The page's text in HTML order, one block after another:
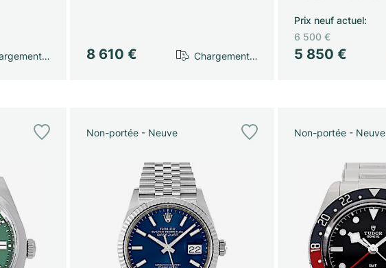
8 610 € Chargement… 5 850 €
Prix neuf actuel:
6 500 €
Non-portée - Neuve Non-portée - Neuve